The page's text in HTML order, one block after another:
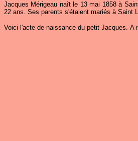
Jacques Mérigeau naît le 13 mai 1858 à
22 ans. Ses parents s'étaient mariés à Saint
Voici l'acte de naissance du petit Jacques. A